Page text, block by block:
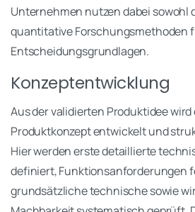
Unternehmen nutzen dabei sowohl
quantitative Forschungsmethoden
Entscheidungsgrundlagen.
Konzeptentwicklung
Aus der validierten Produktidee
Produktkonzept entwickelt und
Hier werden erste detaillierte
definiert, Funktionsanforderungen
grundsätzliche technische sowie